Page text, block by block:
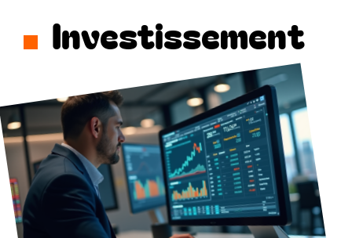
Investissement